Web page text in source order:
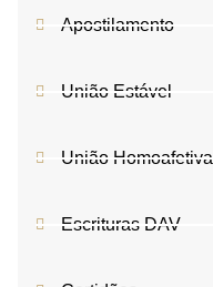
Apostilamento
União Estável
União Homoafetiva
Escrituras DAV